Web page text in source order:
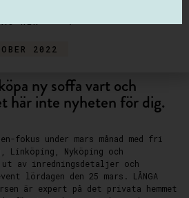
2022
ny soffa vart och
här inte nyheten för dig.
fokus under mars månad med fri
Linköping, Nyköping och
av inredningsdetaljer och
lördagen den 25 mars. LÅNGA
är expert på det privata hemmet